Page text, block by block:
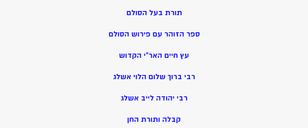
תורת בעל הסולם
ספר הזוהר עם פירוש הסולם
עץ חיים האר”י הקדוש
רבי ברוך שלום הלוי אשלג
רבי יהודה לייב אשלג
קבלה ותורת החן